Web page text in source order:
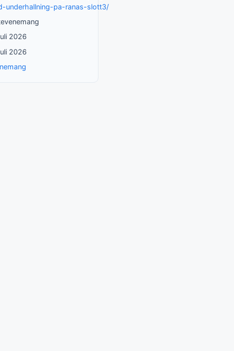
underhallning-pa-ranas-slott3/
2026
2026